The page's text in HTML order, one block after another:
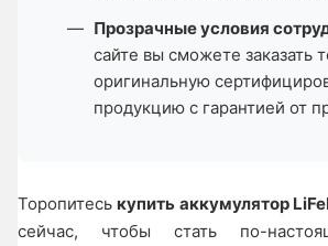
Прозрачные условия
сайте вы сможете заказать
оригинальную
продукцию с гарантией от
Торопитесь купить аккумулятор
сейчас, чтобы стать по-